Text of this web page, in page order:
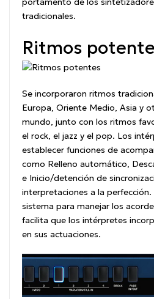
tradicionales.
Ritmos
Se incorporaron ritmos
Europa, Oriente Medio, Asia y
mundo, junto con los ritmos
el rock, el jazz y el pop. Los
establecer funciones de
como Relleno automático,
e Inicio/detención de
interpretaciones a la
sistema para manejar los
facilita que los intérpretes
en sus actuaciones.